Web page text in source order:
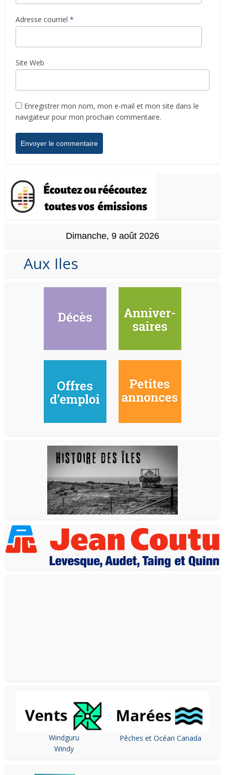
Adresse courriel *
Site Web
Enregistrer mon nom, mon e-mail et mon site dans le
navigateur pour mon prochain commentaire.
Dimanche, 9 août 2026
Aux Iles
Windguru
Windy
Pêches et Océan Canada